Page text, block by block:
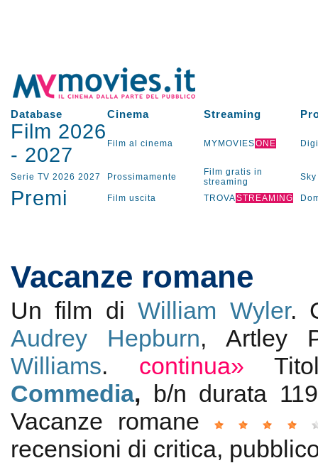
Database Cinema Streaming
Film 2026
- 2027 Film al cinema MYMOVIESONE
Serie TV 2026 2027 Prossimamente
Film gratis in
streaming
Sky
Premi Film uscita TROVASTREAMING
Vacanze romane
Un film diWilliam Wyler.
Audrey Hepburn, Artley
Williams. continua»
Commedia, b/n durata
Vacanze romane
recensioni di critica,